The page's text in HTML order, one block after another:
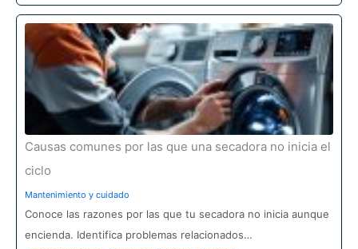
Causas comunes por las que una secadora no inicia el
ciclo
Mantenimiento y cuidado
Conoce las razones por las que tu secadora no inicia aunque
encienda. Identifica problemas relacionados…